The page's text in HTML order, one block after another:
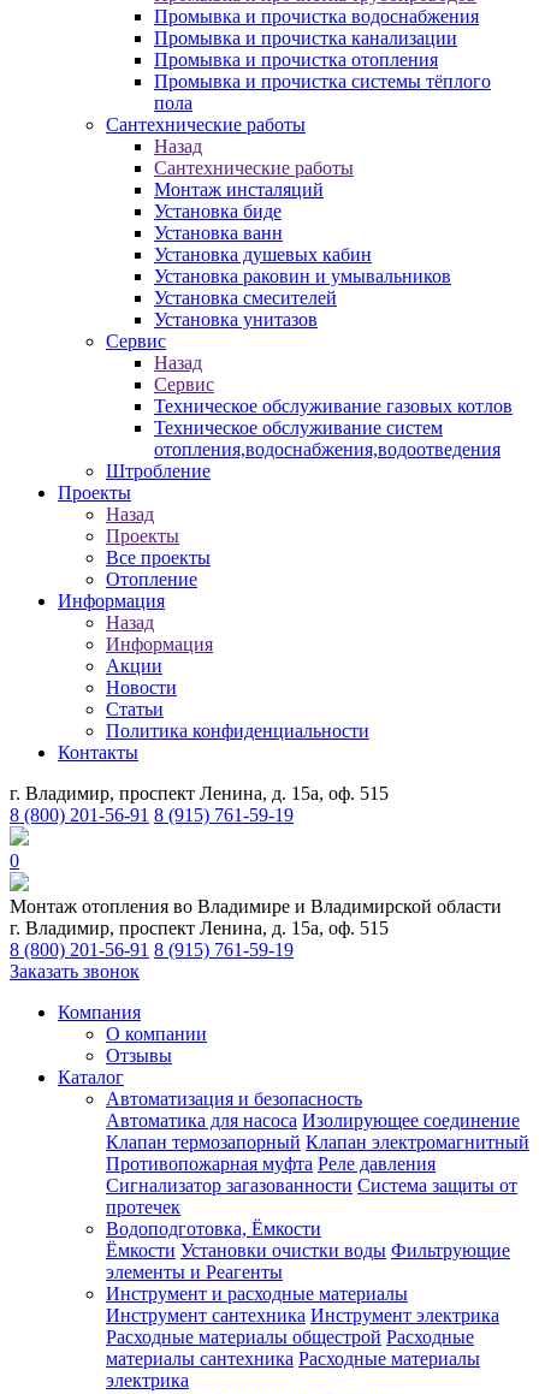
Промывка и прочистка водоснабжения
Промывка и прочистка канализации
Промывка и прочистка отопления
Промывка и прочистка системы тёплого
пола
Сантехнические работы
Назад
Сантехнические работы
Монтаж инсталяций
Установка биде
Установка ванн
Установка душевых кабин
Установка раковин и умывальников
Установка смесителей
Установка унитазов
Сервис
Назад
Сервис
Техническое обслуживание газовых котлов
Техническое обслуживание систем
отопления,водоснабжения,водоотведения
Штробление
Проекты
Назад
Проекты
Все проекты
Отопление
Информация
Назад
Информация
Акции
Новости
Статьи
Политика конфиденциальности
Контакты
г. Владимир, проспект Ленина, д. 15а, оф. 515
8 (800) 201-56-91 8 (915) 761-59-19
0
Монтаж отопления во Владимире и Владимирской области
г. Владимир, проспект Ленина, д. 15а, оф. 515
8 (800) 201-56-91 8 (915) 761-59-19
Заказать звонок
Компания
О компании
Отзывы
Каталог
Автоматизация и безопасность
Автоматика для насоса Изолирующее соединение
Клапан термозапорный Клапан электромагнитный
Противопожарная муфта Реле давления
Сигнализатор загазованности Система защиты от
протечек
Водоподготовка, Ёмкости
Ёмкости Установки очистки воды Фильтрующие
элементы и Реагенты
Инструмент и расходные материалы
Инструмент сантехника Инструмент электрика
Расходные материалы общестрой Расходные
материалы сантехника Расходные материалы
электрика